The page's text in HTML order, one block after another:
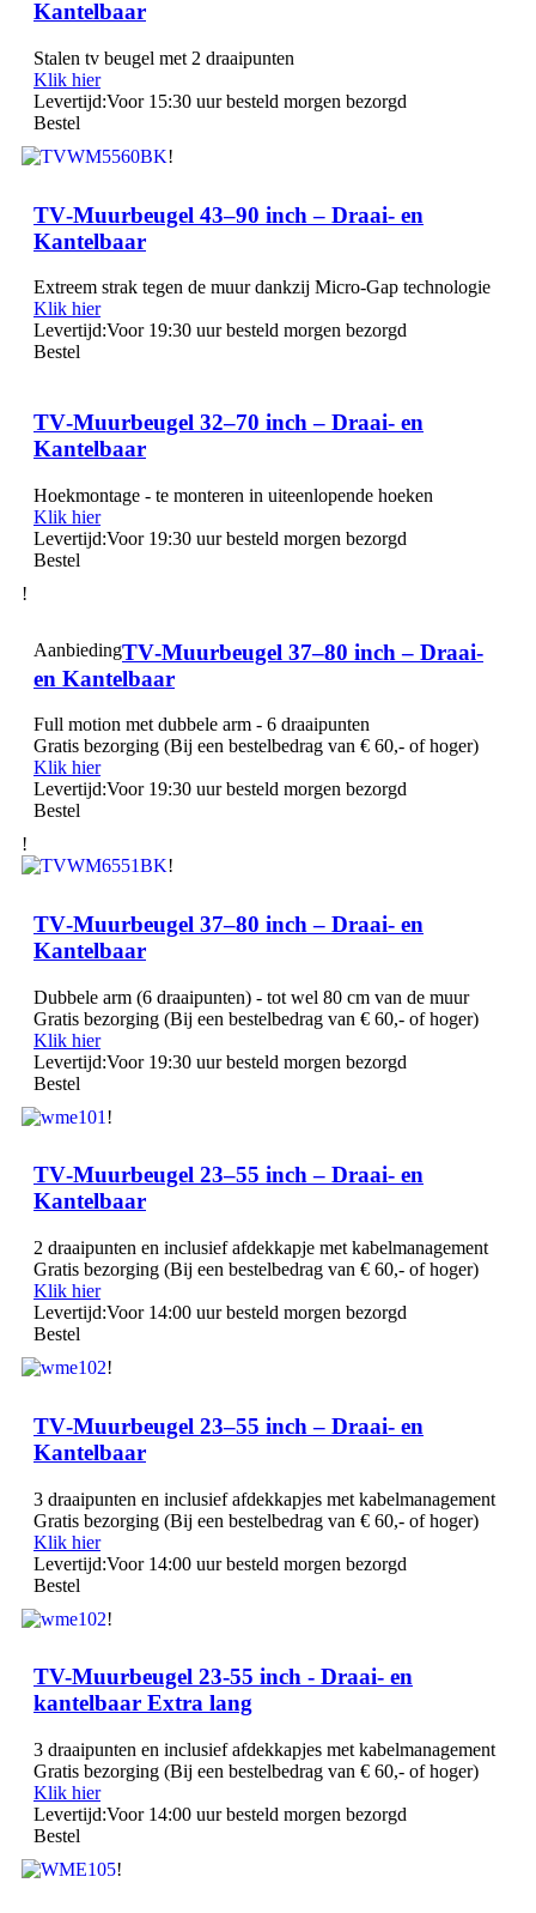
Kantelbaar
Stalen tv beugel met 2 draaipunten
Klik hier
Levertijd:Voor 15:30 uur besteld morgen bezorgd
Bestel
TV‑Muurbeugel 43–90 inch – Draai‑ en
Kantelbaar
Extreem strak tegen de muur dankzij Micro-Gap technologie
Klik hier
Levertijd:Voor 19:30 uur besteld morgen bezorgd
Bestel
!
TV‑Muurbeugel 32–70 inch – Draai‑ en
Kantelbaar
Hoekmontage - te monteren in uiteenlopende hoeken
Klik hier
Levertijd:Voor 19:30 uur besteld morgen bezorgd
Bestel
!
AanbiedingTV‑Muurbeugel 37–80 inch – Draai‑
en Kantelbaar
Full motion met dubbele arm - 6 draaipunten
Gratis bezorging (Bij een bestelbedrag van € 60,- of hoger)
Klik hier
Levertijd:Voor 19:30 uur besteld morgen bezorgd
Bestel
!
TV‑Muurbeugel 37–80 inch – Draai‑ en
Kantelbaar
Dubbele arm (6 draaipunten) - tot wel 80 cm van de muur
Gratis bezorging (Bij een bestelbedrag van € 60,- of hoger)
Klik hier
Levertijd:Voor 19:30 uur besteld morgen bezorgd
Bestel
!
TV‑Muurbeugel 23–55 inch – Draai‑ en
Kantelbaar
2 draaipunten en inclusief afdekkapje met kabelmanagement
Gratis bezorging (Bij een bestelbedrag van € 60,- of hoger)
Klik hier
Levertijd:Voor 14:00 uur besteld morgen bezorgd
Bestel
!
TV‑Muurbeugel 23–55 inch – Draai‑ en
Kantelbaar
3 draaipunten en inclusief afdekkapjes met kabelmanagement
Gratis bezorging (Bij een bestelbedrag van € 60,- of hoger)
Klik hier
Levertijd:Voor 14:00 uur besteld morgen bezorgd
Bestel
!
TV-Muurbeugel 23-55 inch - Draai- en
kantelbaar Extra lang
3 draaipunten en inclusief afdekkapjes met kabelmanagement
Gratis bezorging (Bij een bestelbedrag van € 60,- of hoger)
Klik hier
Levertijd:Voor 14:00 uur besteld morgen bezorgd
Bestel
!
!